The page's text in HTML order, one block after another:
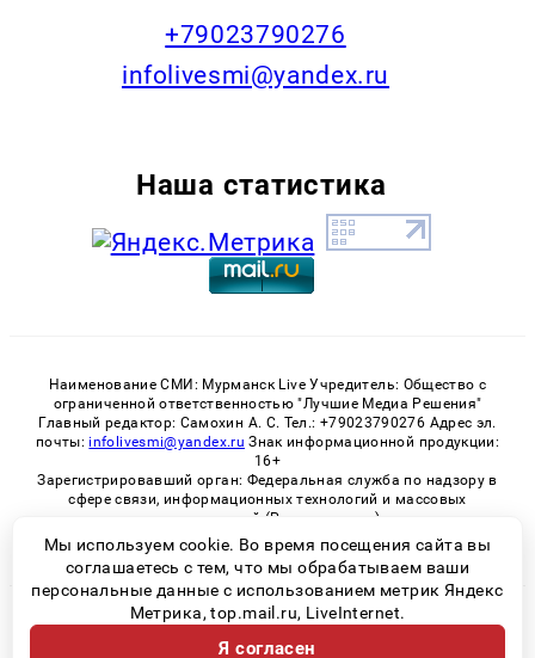
+79023790276
infolivesmi@yandex.ru
Наша статистика
Наименование СМИ: Мурманск Live Учредитель: Общество с
ограниченной ответственностью "Лучшие Медиа Решения"
Главный редактор: Самохин А. С. Тел.: +79023790276 Адрес эл.
почты: infolivesmi@yandex.ru Знак информационной продукции:
16+
Зарегистрировавший орган: Федеральная служба по надзору в
сфере связи, информационных технологий и массовых
коммуникаций (Роскомнадзор)
Регистрационный номер СМИ ЭЛ № ФС 77 - 82534 от 21.01.2022
© 2026 «Murmansk-live» | Все права защищены
Возрастная категория сайта 16+
Мы используем cookie. Во время посещения сайта вы
соглашаетесь с тем, что мы обрабатываем ваши
персональные данные с использованием метрик Яндекс
Метрика, top.mail.ru, LiveInternet.
Я согласен